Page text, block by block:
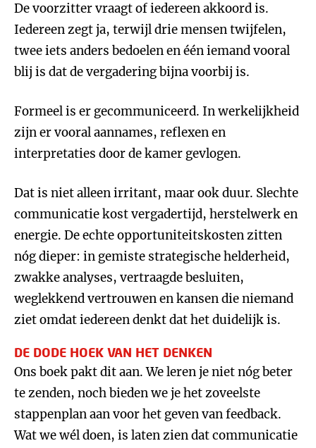
De voorzitter vraagt of iedereen akkoord is.
Iedereen zegt ja, terwijl drie mensen twijfelen,
twee iets anders bedoelen en één iemand vooral
blij is dat de vergadering bijna voorbij is.
Formeel is er gecommuniceerd. In werkelijkheid
zijn er vooral aannames, reflexen en
interpretaties door de kamer gevlogen.
Dat is niet alleen irritant, maar ook duur. Slechte
communicatie kost vergadertijd, herstelwerk en
energie. De echte opportuniteitskosten zitten
nóg dieper: in gemiste strategische helderheid,
zwakke analyses, vertraagde besluiten,
weglekkend vertrouwen en kansen die niemand
ziet omdat iedereen denkt dat het duidelijk is.
DE DODE HOEK VAN HET DENKEN
Ons boek pakt dit aan. We leren je niet nóg beter
te zenden, noch bieden we je het zoveelste
stappenplan aan voor het geven van feedback.
Wat we wél doen, is laten zien dat communicatie